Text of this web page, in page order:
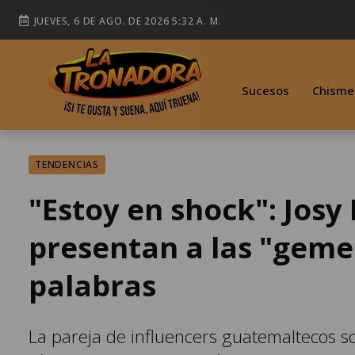
JUEVES, 6 DE AGO. DE 2026 5:32 A. M.
Sucesos
TENDENCIAS
"Estoy en shock":
presentan a las
palabras
La pareja de influencers guatemaltecos